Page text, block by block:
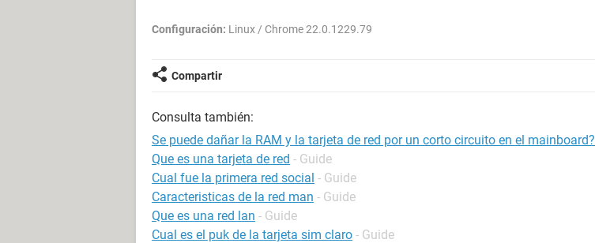
Configuración: Linux / Chrome 22.0.1229.79
Compartir
Consulta también:
Se puede dañar la RAM y la tarjeta de red por un corto circuito en el mainboard?
Que es una tarjeta de red - Guide
Cual fue la primera red social - Guide
Caracteristicas de la red man - Guide
Que es una red lan - Guide
Cual es el puk de la tarjeta sim claro - Guide